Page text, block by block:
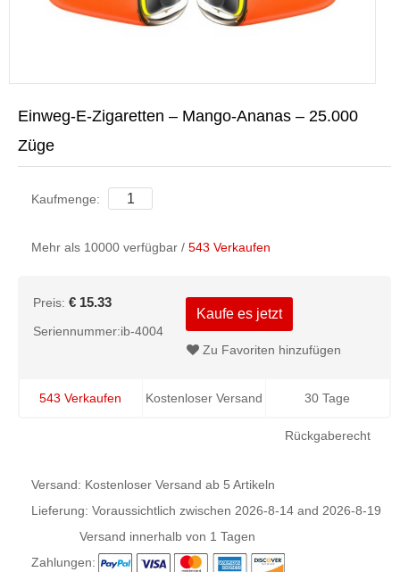
Einweg-E-Zigaretten – Mango-Ananas – 25.000
Züge
Kaufmenge:
Mehr als 10000 verfügbar / 543 Verkaufen
Preis: € 15.33
Seriennummer:ib-4004
Kaufe es jetzt
Zu Favoriten hinzufügen
543 Verkaufen Kostenloser Versand 30 Tage
Rückgaberecht
Versand: Kostenloser Versand ab 5 Artikeln
Lieferung: Voraussichtlich zwischen 2026-8-14 and 2026-8-19
Versand innerhalb von 1 Tagen
Zahlungen: